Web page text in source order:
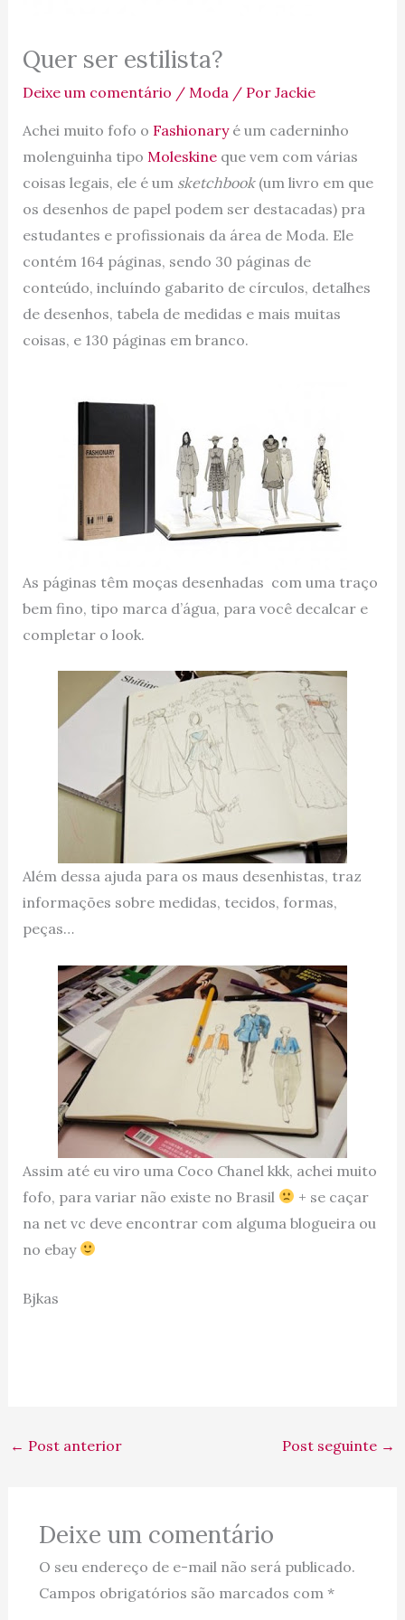
Quer ser estilista?
Deixe um comentário / Moda/ Por Jackie
Achei muito fofo o Fashionaryé um caderninho
molenguinha tipo Moleskineque vem com várias
coisas legais, ele é um sketchbook(um livro em que
os desenhos de papel podem ser destacadas) pra
estudantes e profissionais da área de Moda. Ele
contém 164 páginas, sendo 30 páginas de
conteúdo, incluíndo gabarito de círculos, detalhes
de desenhos, tabela de medidas e mais muitas
coisas, e 130 páginas em branco.
As páginas têm moças desenhadas com uma traço
bem fino, tipo marca d’água, para você decalcar e
completar o look.
Além dessa ajuda para os maus desenhistas, traz
informações sobre medidas, tecidos, formas,
peças…
Assim até eu viro uma Coco Chanel kkk, achei muito
fofo, para variar não existe no Brasil
+ se caçar
na net vc deve encontrar com alguma blogueira ou
no ebay
Bjkas
← Post anterior Post seguinte →
Deixe um comentário
O seu endereço de e-mail não será publicado.
Campos obrigatórios são marcados com *